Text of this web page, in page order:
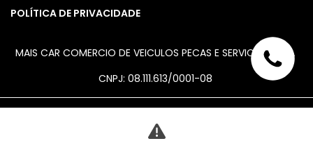
POLÍTICA DE PRIVACIDADE
MAIS CAR COMERCIO DE VEICULOS PECAS E SERVICOS LTDA
CNPJ: 08.111.613/0001-08